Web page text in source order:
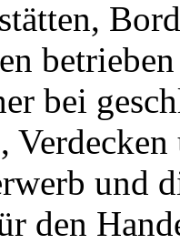
bei
und
den